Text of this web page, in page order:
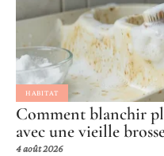
HABITAT
Comment blanchir
avec une vieille
4 août 2026